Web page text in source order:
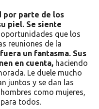
por parte de los
piel. Se siente
que los
reuniones de la
un fantasma. Sus
en cuenta, haciendo
Le duele mucho
juntos y se dan las
como mujeres,
todos.